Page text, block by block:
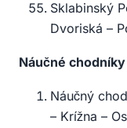
Sklabinský
Dvoriská –
Náučné
Náučný
– Krížna –